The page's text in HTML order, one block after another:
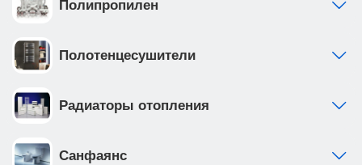
Полипропилен
Полотенцесушители
Радиаторы отопления
Санфаянс